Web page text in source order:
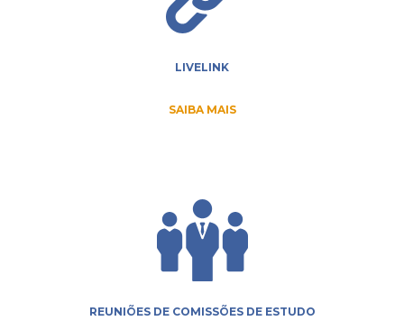
LIVELINK
SAIBA MAIS
REUNIÕES DE COMISSÕES DE ESTUDO